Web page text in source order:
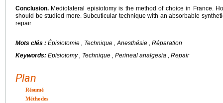
Conclusion. Mediolateral episiotomy is the method of choice in France.
should be studied more. Subcuticular technique with an absorbable
repair.
Mots clés : Épisiotomie , Technique , Anesthésie , Réparation
Keywords: Episiotomy , Technique , Perineal analgesia , Repair
Plan
Résumé
Méthodes